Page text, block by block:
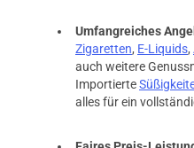
Umfangreiches
Zigaretten, E-Liquids,
auch weitere
Importierte
alles für ein